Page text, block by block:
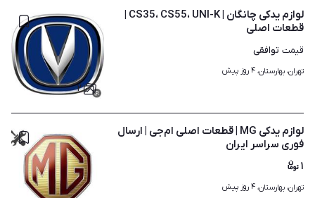
۲
قطعات اصلی
قیمت توافقی
تهران، بهارستان، ۴ روز پیش
لوازم یدکی MG | قطعات اصلی ام‌جی | ارسال
فوری سراسر ایران
۱
تهران، بهارستان، ۴ روز پیش